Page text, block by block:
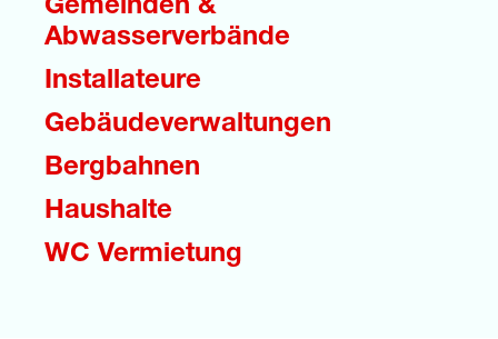
Gemeinden &
Abwasserverbände
Installateure
Gebäudeverwaltungen
Bergbahnen
Haushalte
WC Vermietung